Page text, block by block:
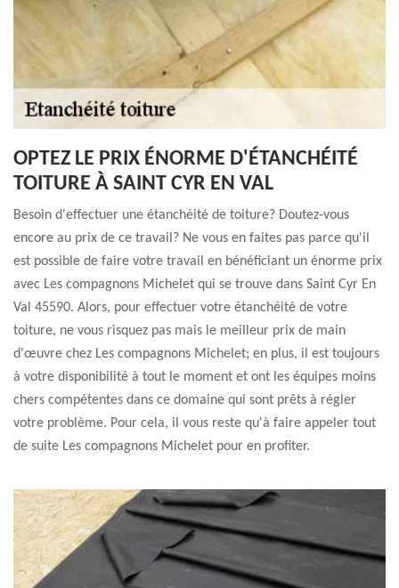
OPTEZ LE PRIX ÉNORME D'ÉTANCHÉITÉ
TOITURE À SAINT CYR EN VAL
Besoin d'effectuer une étanchéité de toiture? Doutez-vous
encore au prix de ce travail? Ne vous en faites pas parce qu'il
est possible de faire votre travail en bénéficiant un énorme prix
avec Les compagnons Michelet qui se trouve dans Saint Cyr En
Val 45590. Alors, pour effectuer votre étanchéité de votre
toiture, ne vous risquez pas mais le meilleur prix de main
d'œuvre chez Les compagnons Michelet; en plus, il est toujours
à votre disponibilité à tout le moment et ont les équipes moins
chers compétentes dans ce domaine qui sont prêts à régler
votre problème. Pour cela, il vous reste qu'à faire appeler tout
de suite Les compagnons Michelet pour en profiter.